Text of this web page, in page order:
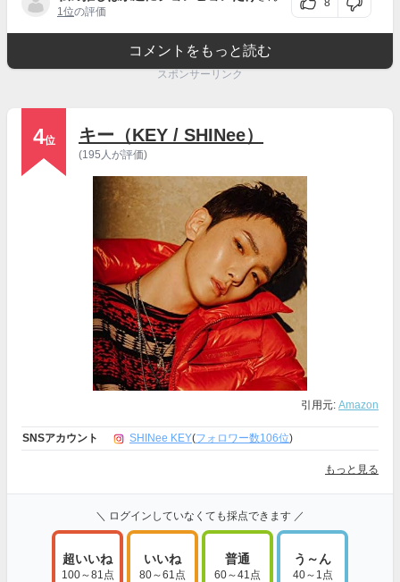
1位の評価
8
コメントをもっと読む
スポンサーリンク
4位 キー（KEY / SHINee）
(195人が評価)
引用元: Amazon
SNSアカウント SHINee KEY(フォロワー数106位)
もっと見る
＼ ログインしていなくても採点できます ／
超いいね
100～81点
いいね
80～61点
普通
60～41点
う～ん
40～1点